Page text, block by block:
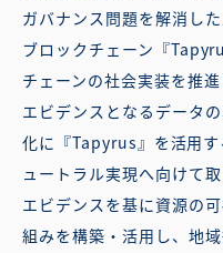
ガバナンス問題を解消し
ブロックチェーン『
チェーンの社会実装を推
エビデンスとなるデータ
化に『Tapyrus』を活用
ュートラル実現へ向けて
エビデンスを基に資源の
組みを構築・活用し、地